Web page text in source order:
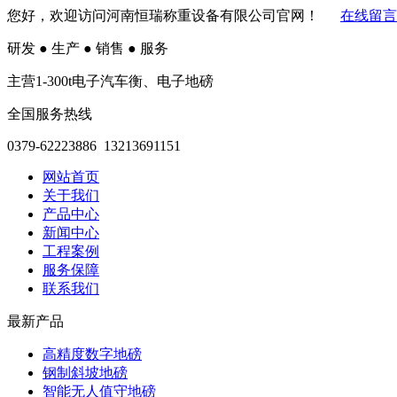
您好，欢迎访问河南恒瑞称重设备有限公司官网！ 在线留言
研发 ● 生产 ● 销售 ● 服务
主营1-300t电子汽车衡、电子地磅
全国服务热线
0379-62223886 13213691151
网站首页
关于我们
产品中心
新闻中心
工程案例
服务保障
联系我们
最新产品
高精度数字地磅
钢制斜坡地磅
智能无人值守地磅